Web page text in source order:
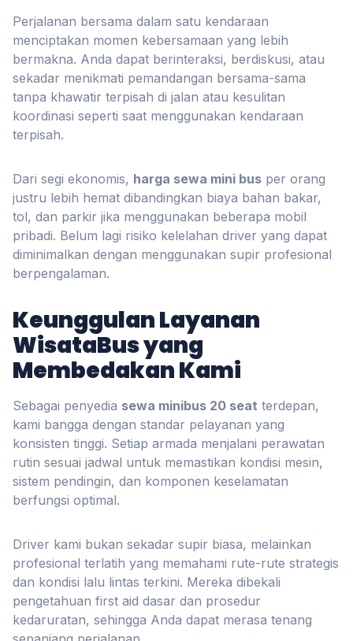
Perjalanan bersama dalam satu kendaraan
menciptakan momen kebersamaan yang lebih
bermakna. Anda dapat berinteraksi, berdiskusi, atau
sekadar menikmati pemandangan bersama-sama
tanpa khawatir terpisah di jalan atau kesulitan
koordinasi seperti saat menggunakan kendaraan
terpisah.
Dari segi ekonomis, harga sewa mini bus per orang
justru lebih hemat dibandingkan biaya bahan bakar,
tol, dan parkir jika menggunakan beberapa mobil
pribadi. Belum lagi risiko kelelahan driver yang dapat
diminimalkan dengan menggunakan supir profesional
berpengalaman.
Keunggulan Layanan
WisataBus yang
Membedakan Kami
Sebagai penyedia sewa minibus 20 seat terdepan,
kami bangga dengan standar pelayanan yang
konsisten tinggi. Setiap armada menjalani perawatan
rutin sesuai jadwal untuk memastikan kondisi mesin,
sistem pendingin, dan komponen keselamatan
berfungsi optimal.
Driver kami bukan sekadar supir biasa, melainkan
profesional terlatih yang memahami rute-rute strategis
dan kondisi lalu lintas terkini. Mereka dibekali
pengetahuan first aid dasar dan prosedur
kedaruratan, sehingga Anda dapat merasa tenang